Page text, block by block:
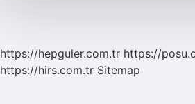
https://hepguler.com.tr https://
https://hirs.com.tr Sitemap